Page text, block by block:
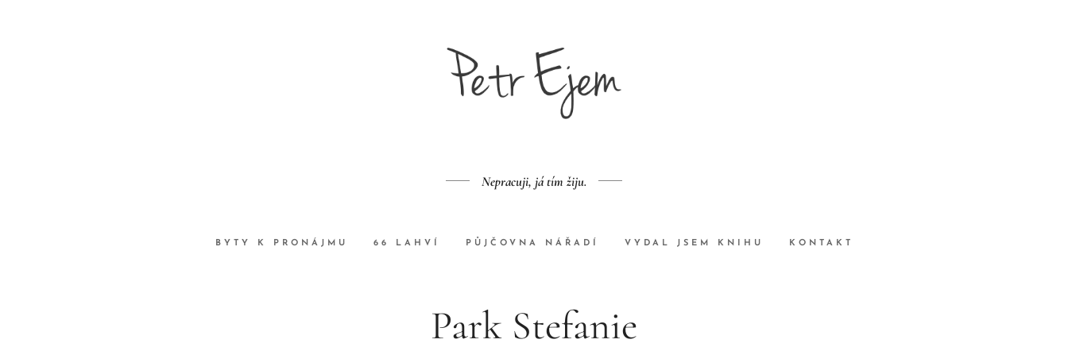
Nepracuji, já tím žiju.
BYTY K PRONÁJMU 66 LAHVÍ PŮJČOVNA NÁŘADÍ VYDAL JSEM KNIHU KONTAKT
Park Stefanie